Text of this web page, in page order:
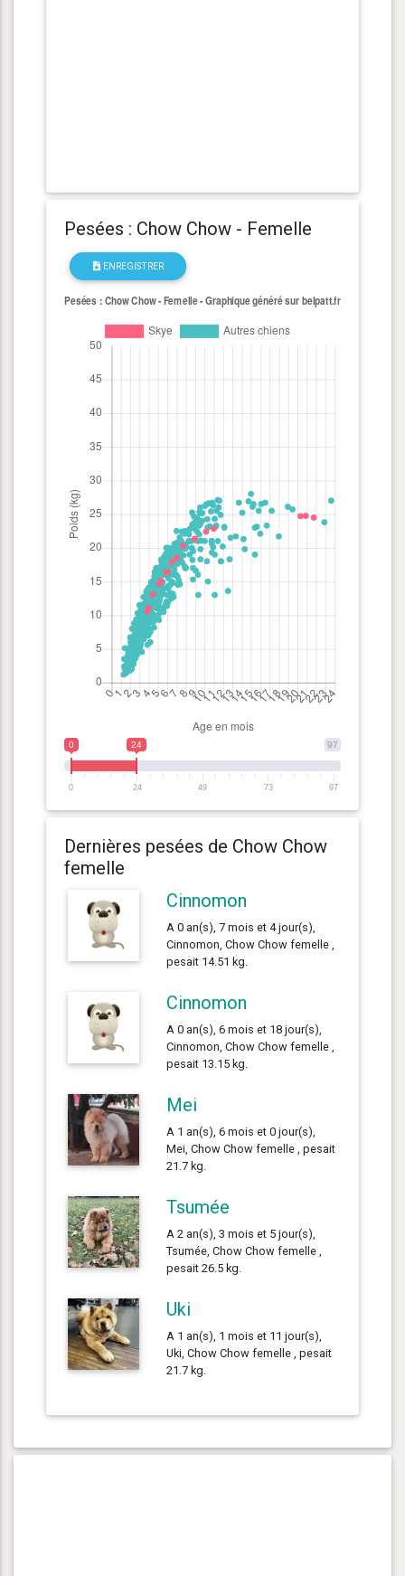
Pesées : Chow Chow - Femelle
ENREGISTRER
97
0 24
0 24 49 73 97
Dernières pesées de Chow Chow
femelle
Cinnomon
A 0 an(s), 7 mois et 4 jour(s),
Cinnomon, Chow Chow femelle ,
pesait 14.51 kg.
Cinnomon
A 0 an(s), 6 mois et 18 jour(s),
Cinnomon, Chow Chow femelle ,
pesait 13.15 kg.
Mei
A 1 an(s), 6 mois et 0 jour(s),
Mei, Chow Chow femelle , pesait
21.7 kg.
Tsumée
A 2 an(s), 3 mois et 5 jour(s),
Tsumée, Chow Chow femelle ,
pesait 26.5 kg.
Uki
A 1 an(s), 1 mois et 11 jour(s),
Uki, Chow Chow femelle , pesait
21.7 kg.